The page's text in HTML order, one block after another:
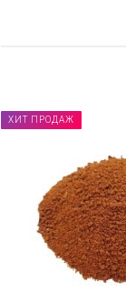
ХИТ ПРОДАЖ